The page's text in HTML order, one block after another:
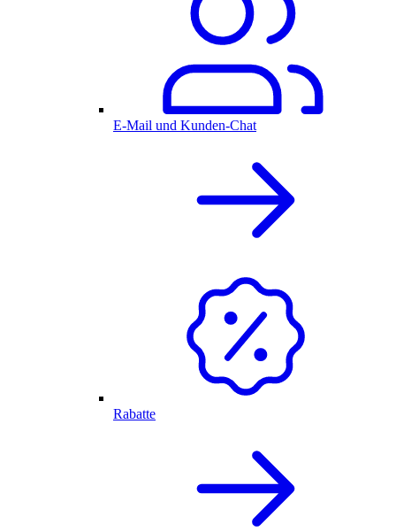
E-Mail und Kunden-Chat
Rabatte